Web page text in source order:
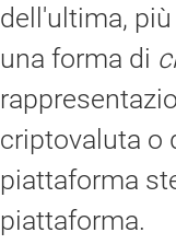
dell'ultima,
una forma di
criptovaluta o
piattaforma
piattaforma.